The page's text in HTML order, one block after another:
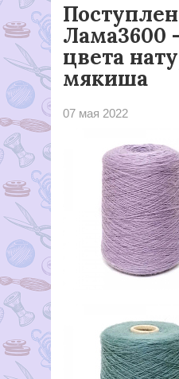
Лама3600
цвета
мякиша
07 мая 2022